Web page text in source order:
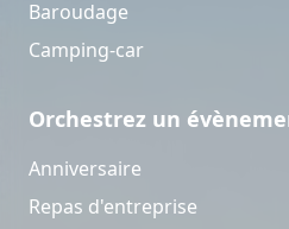
Baroudage
Camping-car
Orchestrez un
Anniversaire
Repas d'entreprise